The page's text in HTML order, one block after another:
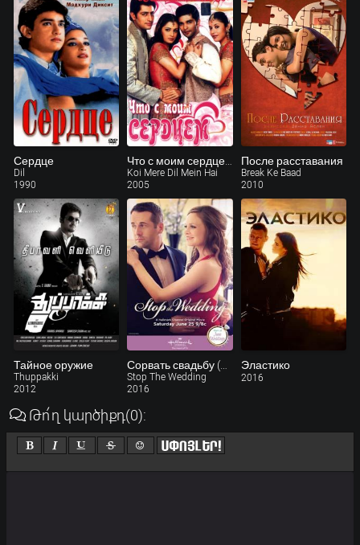
Сердце
Dil
1990
Koi Mere Dil Mein Hai
2005
После расставания
Break Ke Baad
2010
Тайное оружие
Thuppakki
2012
Stop The Wedding
2016
Эластико
2016
Թո՛ղ կարծիքդ(0):